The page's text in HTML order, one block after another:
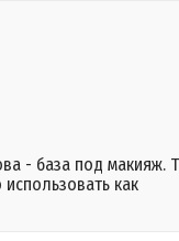
- база под макияж.
как